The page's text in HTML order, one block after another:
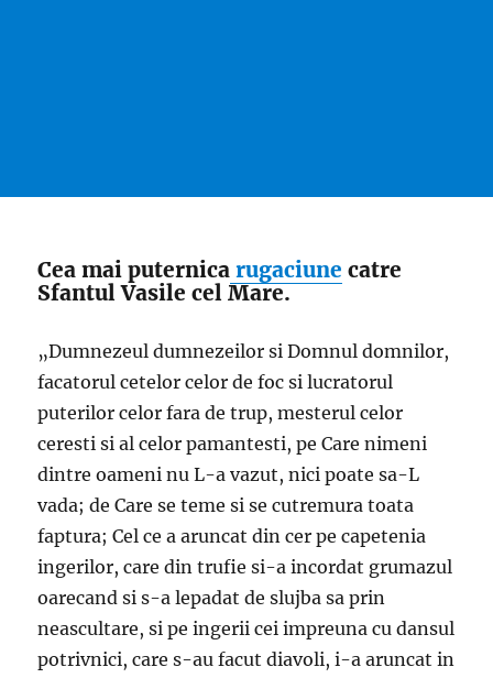
Cea mai puternica rugaciune catre
Sfantul Vasile cel Mare.
„Dumnezeul dumnezeilor si Domnul domnilor,
facatorul cetelor celor de foc si lucratorul
puterilor celor fara de trup, mesterul celor
ceresti si al celor pamantesti, pe Care nimeni
dintre oameni nu L-a vazut, nici poate sa-L
vada; de Care se teme si se cutremura toata
faptura; Cel ce a aruncat din cer pe capetenia
ingerilor, care din trufie si-a incordat grumazul
oarecand si s-a lepadat de slujba sa prin
neascultare, si pe ingerii cei impreuna cu dansul
potrivnici, care s-au facut diavoli, i-a aruncat in